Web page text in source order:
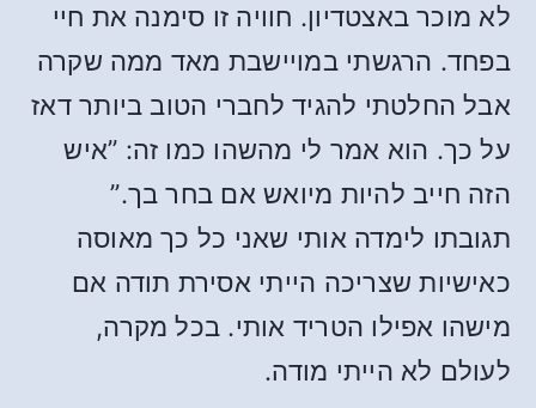
לא מוכר באצטדיון. חוויה זו סימנה את חיי
בפחד. הרגשתי במויישבת מאד ממה שקרה
אבל החלטתי להגיד לחברי הטוב ביותר דאז
על כך. הוא אמר לי מהשהו כמו זה: ”איש
הזה חייב להיות מיואש אם בחר בך.”
תגובתו לימדה אותי שאני כל כך מאוסה
כאישיות שצריכה הייתי אסירת תודה אם
מישהו אפילו הטריד אותי. בכל מקרה,
לעולם לא הייתי מודה.